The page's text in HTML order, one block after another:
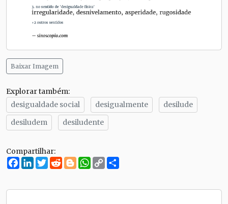
Baixar Imagem
Explorar também:
desigualdade social
desigualmente
desilude
desiludem
desiludente
Compartilhar:
Facebook
LinkedIn
Twitter
RedditBloggerWhatsApp
Copy
Link